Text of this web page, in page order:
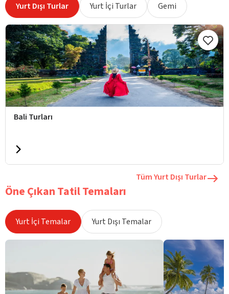
Yurt Dışı Turlar Yurt İçi Turlar Gemi
Bali Turları
Tüm Yurt Dışı Turlar
Öne Çıkan Tatil Temaları
Yurt İçi Temalar Yurt Dışı Temalar